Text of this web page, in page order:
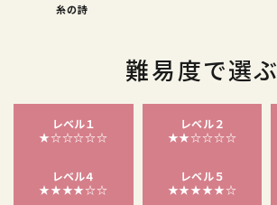
糸の詩
難易度で選ぶ
レベル１
★☆☆☆☆☆
レベル２
★★☆☆☆☆
レベル４
★★★★☆☆
レベル５
★★★★★☆